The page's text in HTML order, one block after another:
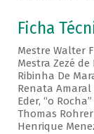
Ficha
Mestre Walter
Mestra Zezé
Ribinha De
Renata Amaral
Eder, “o
Thomas
Henrique